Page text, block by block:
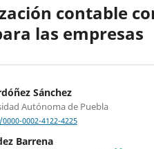
contable
las empresas
Sánchez
Autónoma de Puebla
0002-4122-4225
Barrena